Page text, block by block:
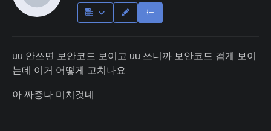
uu 안쓰면 보안코드 보이고 uu 쓰니까 보안코드 검게 보이
는데 이거 어떻게 고치나요
아 짜증나 미치것네